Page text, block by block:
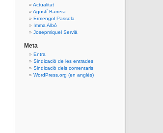
Actualitat
Agustí Barrera
Ermengol Passola
Imma Albó
Josepmiquel Servià
Meta
Entra
Sindicació de les entrades
Sindicació dels comentaris
WordPress.org (en anglès)